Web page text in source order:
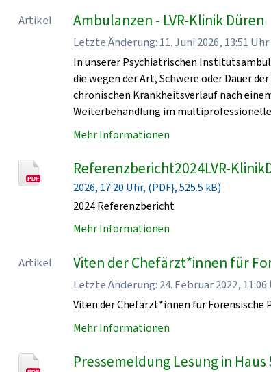
Artikel Ambulanzen - LVR-Klinik Düren
Letzte Änderung: 11. Juni 2026, 13:51 Uhr
In unserer Psychiatrischen
die wegen der Art, Schwere oder Dauer
chronischen Krankheitsverlauf nach
Weiterbehandlung im
Mehr Informationen
Referenzbericht2024LVR-
2026, 17:20 Uhr, (PDF}, 525.5 kB)
2024 Referenzbericht
Mehr Informationen
Artikel Viten der Chefärzt*innen für
Letzte Änderung: 24. Februar 2022, 11:06
Viten der Chefärzt*innen für Forensische
Mehr Informationen
Pressemeldung Lesung in